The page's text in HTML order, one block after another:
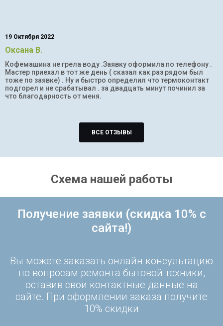
19 Октября 2022
Оксана В.
Кофемашина не грела воду .Заявку оформила по телефону .
Мастер приехал в тот же день ( сказал как раз рядом был
тоже по заявке) . Ну и быстро определил что термоконтакт
подгорел и не срабатывал . за двадцать минут починил за
что благодарность от меня.
ВСЕ ОТЗЫВЫ
Схема нашей работы
Получение заявки (скидка 10% с
сайта!)
Вы можете заказать онлайн консультацию
по вопросам ремонта бытовой техники,
оставив свои контактные данные на
сайте. При оформлении заказа получите
10% скидки